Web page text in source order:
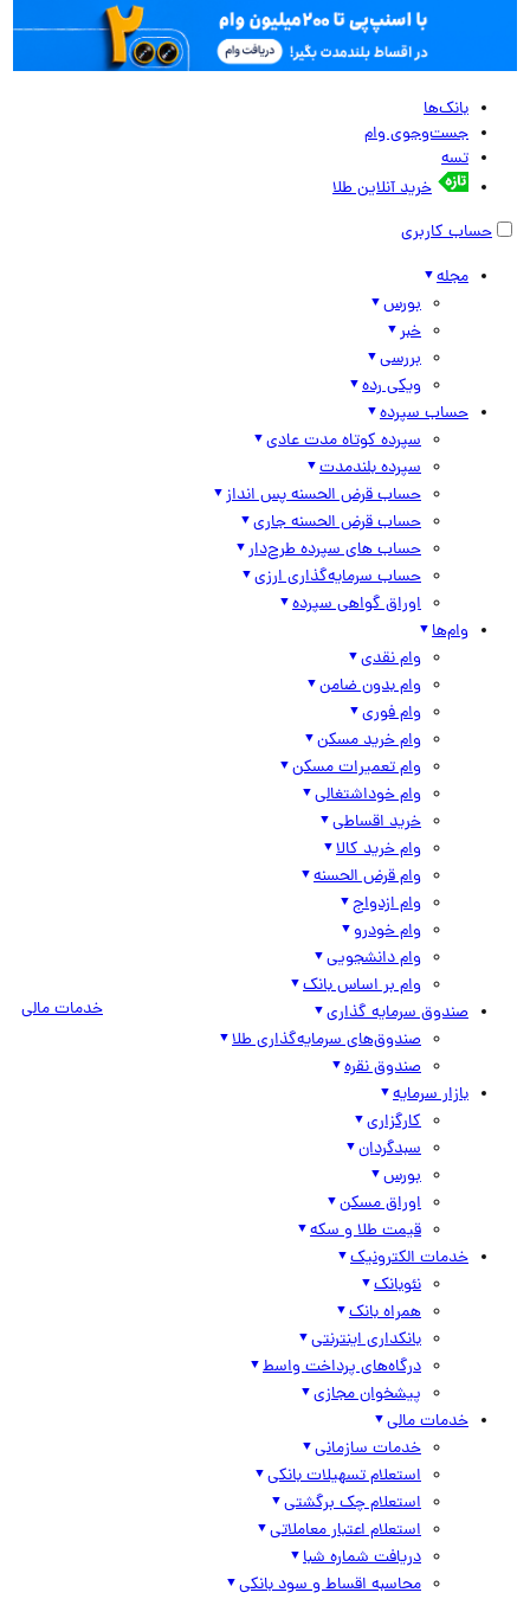
بانک‌ها
جست‌وجوی وام
تسه
خرید آنلاین طلا
حساب کاربری
مجله
بورس
خبر
بررسی
ویکی رده
حساب سپرده
سپرده کوتاه مدت عادی
سپرده بلندمدت
حساب قرض الحسنه پس انداز
حساب قرض الحسنه جاری
حساب های سپرده طرح‌دار
حساب سرمایه‌گذاری ارزی
اوراق گواهی سپرده
وام‌ها
وام نقدی
وام بدون ضامن
وام فوری
وام خرید مسکن
وام تعمیرات مسکن
وام خوداشتغالی
خرید اقساطی
وام خرید کالا
وام قرض الحسنه
وام ازدواج
وام خودرو
وام دانشجویی
وام بر اساس بانک
صندوق سرمایه گذاری
صندوق‌های سرمایه‌گذاری طلا
صندوق نقره
بازار سرمایه
کارگزاری
سبدگردان
بورس
اوراق مسکن
قیمت طلا و سکه
خدمات الکترونیک
نئوبانک
همراه بانک
بانکداری اینترنتی
درگاه‌های پرداخت واسط
پیشخوان مجازی
خدمات مالی
خدمات سازمانی
استعلام تسهیلات بانکی
استعلام چک برگشتی
استعلام اعتبار معاملاتی
دریافت شماره شبا
محاسبه اقساط و سود بانکی
خدمات مالی